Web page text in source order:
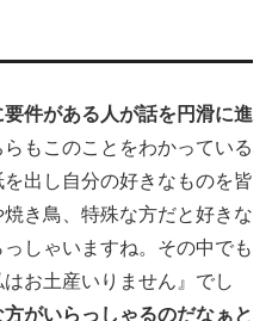
件がある人が話を円滑に進
らもこのことをわかっている
出し自分の好きなものを皆
き鳥、特殊な方だと好きな
しゃいますね。その中でも
お土産いりません』でし
がいらっしゃるのだなぁと